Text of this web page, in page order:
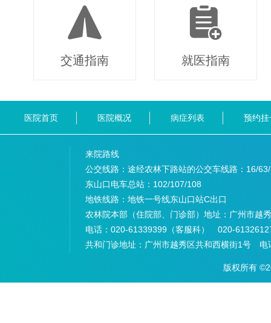
交通指南 就医指南
医院首页 医院概况 病症列表 预约挂
来院路线
公交线路：途经农林下路站的公交车线路： 16/
东山口电车总站： 102/107/108
地铁线路： 地铁一号线东山口站C出口
农林院本部（住院部、门诊部）地址： 广州市越
电话： 020-61339399（客服科） 020-
共和门诊地址： 广州市越秀区共和西横街1号 电
版权所有